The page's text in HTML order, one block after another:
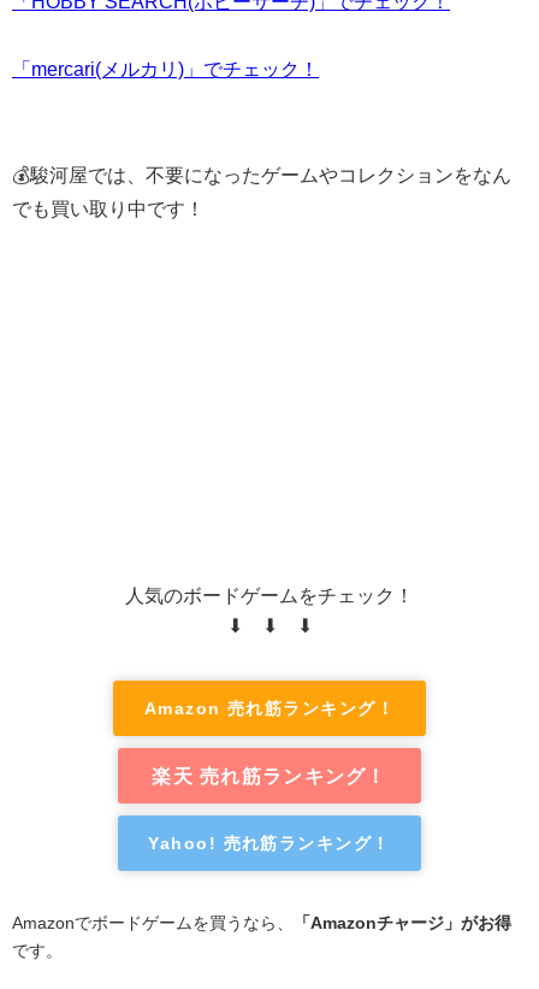
「mercari(メルカリ)」でチェック！
💰駿河屋では、不要になったゲームやコレクションをなん
でも買い取り中です！
人気のボードゲームをチェック！
⬇ ⬇ ⬇
Amazon 売れ筋ランキング！
楽天 売れ筋ランキング！
Yahoo! 売れ筋ランキング！
Amazonでボードゲームを買うなら、
「Amazonチャージ」がお得
です。